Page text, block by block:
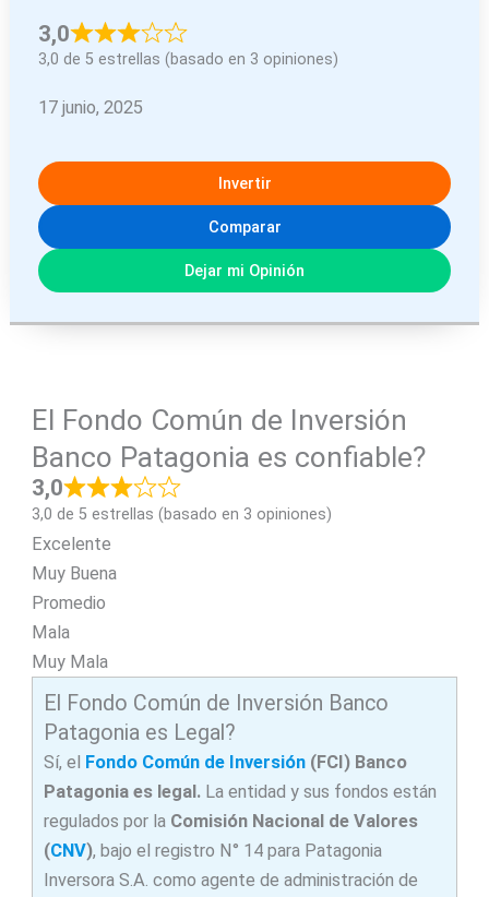
3,0
3,0 de 5 estrellas (basado en 3 opiniones)
17 junio, 2025
Invertir
Comparar
Dejar mi Opinión
El Fondo Común de Inversión
Banco Patagonia es confiable?
3,0
3,0 de 5 estrellas (basado en 3 opiniones)
Excelente
Muy Buena
Promedio
Mala
Muy Mala
El Fondo Común de Inversión Banco
Patagonia es Legal?
Sí, el Fondo Común de Inversión(FCI) Banco
Patagonia es legal.La entidad y sus fondos están
regulados por la Comisión Nacional de Valores
(CNV), bajo el registro N° 14 para Patagonia
Inversora S.A. como agente de administración de